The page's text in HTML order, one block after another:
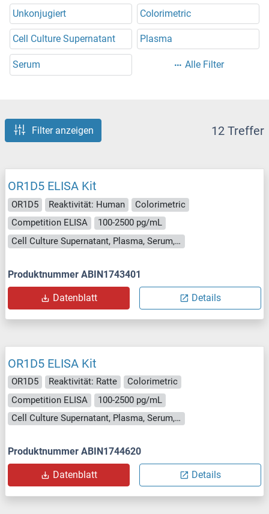
Unkonjugiert
Colorimetric
Cell Culture Supernatant Plasma
Serum Alle Filter
Filter anzeigen 12 Treffer
OR1D5 ELISA Kit
OR1D5 Reaktivität: Human
Colorimetric
Competition ELISA
100-2500 pg/mL
Cell Culture Supernatant, Plasma, Serum, Tissue Homogenate
Produktnummer ABIN1743401
Datenblatt Details
OR1D5 ELISA Kit
OR1D5 Reaktivität: Ratte
Colorimetric
Competition ELISA
100-2500 pg/mL
Cell Culture Supernatant, Plasma, Serum, Tissue Homogenate
Produktnummer ABIN1744620
Datenblatt Details